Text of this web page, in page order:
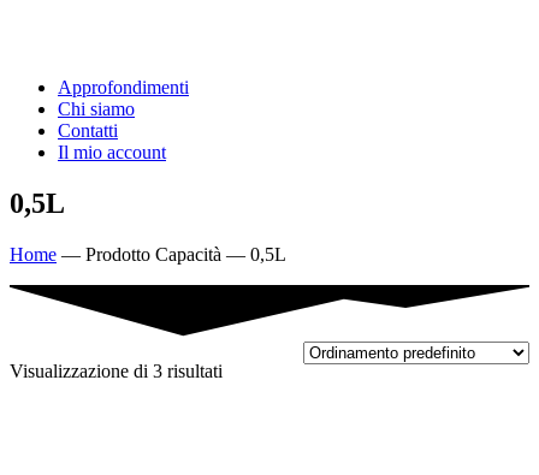
Approfondimenti
Chi siamo
Contatti
Il mio account
0,5L
Home — Prodotto Capacità — 0,5L
Visualizzazione di 3 risultati